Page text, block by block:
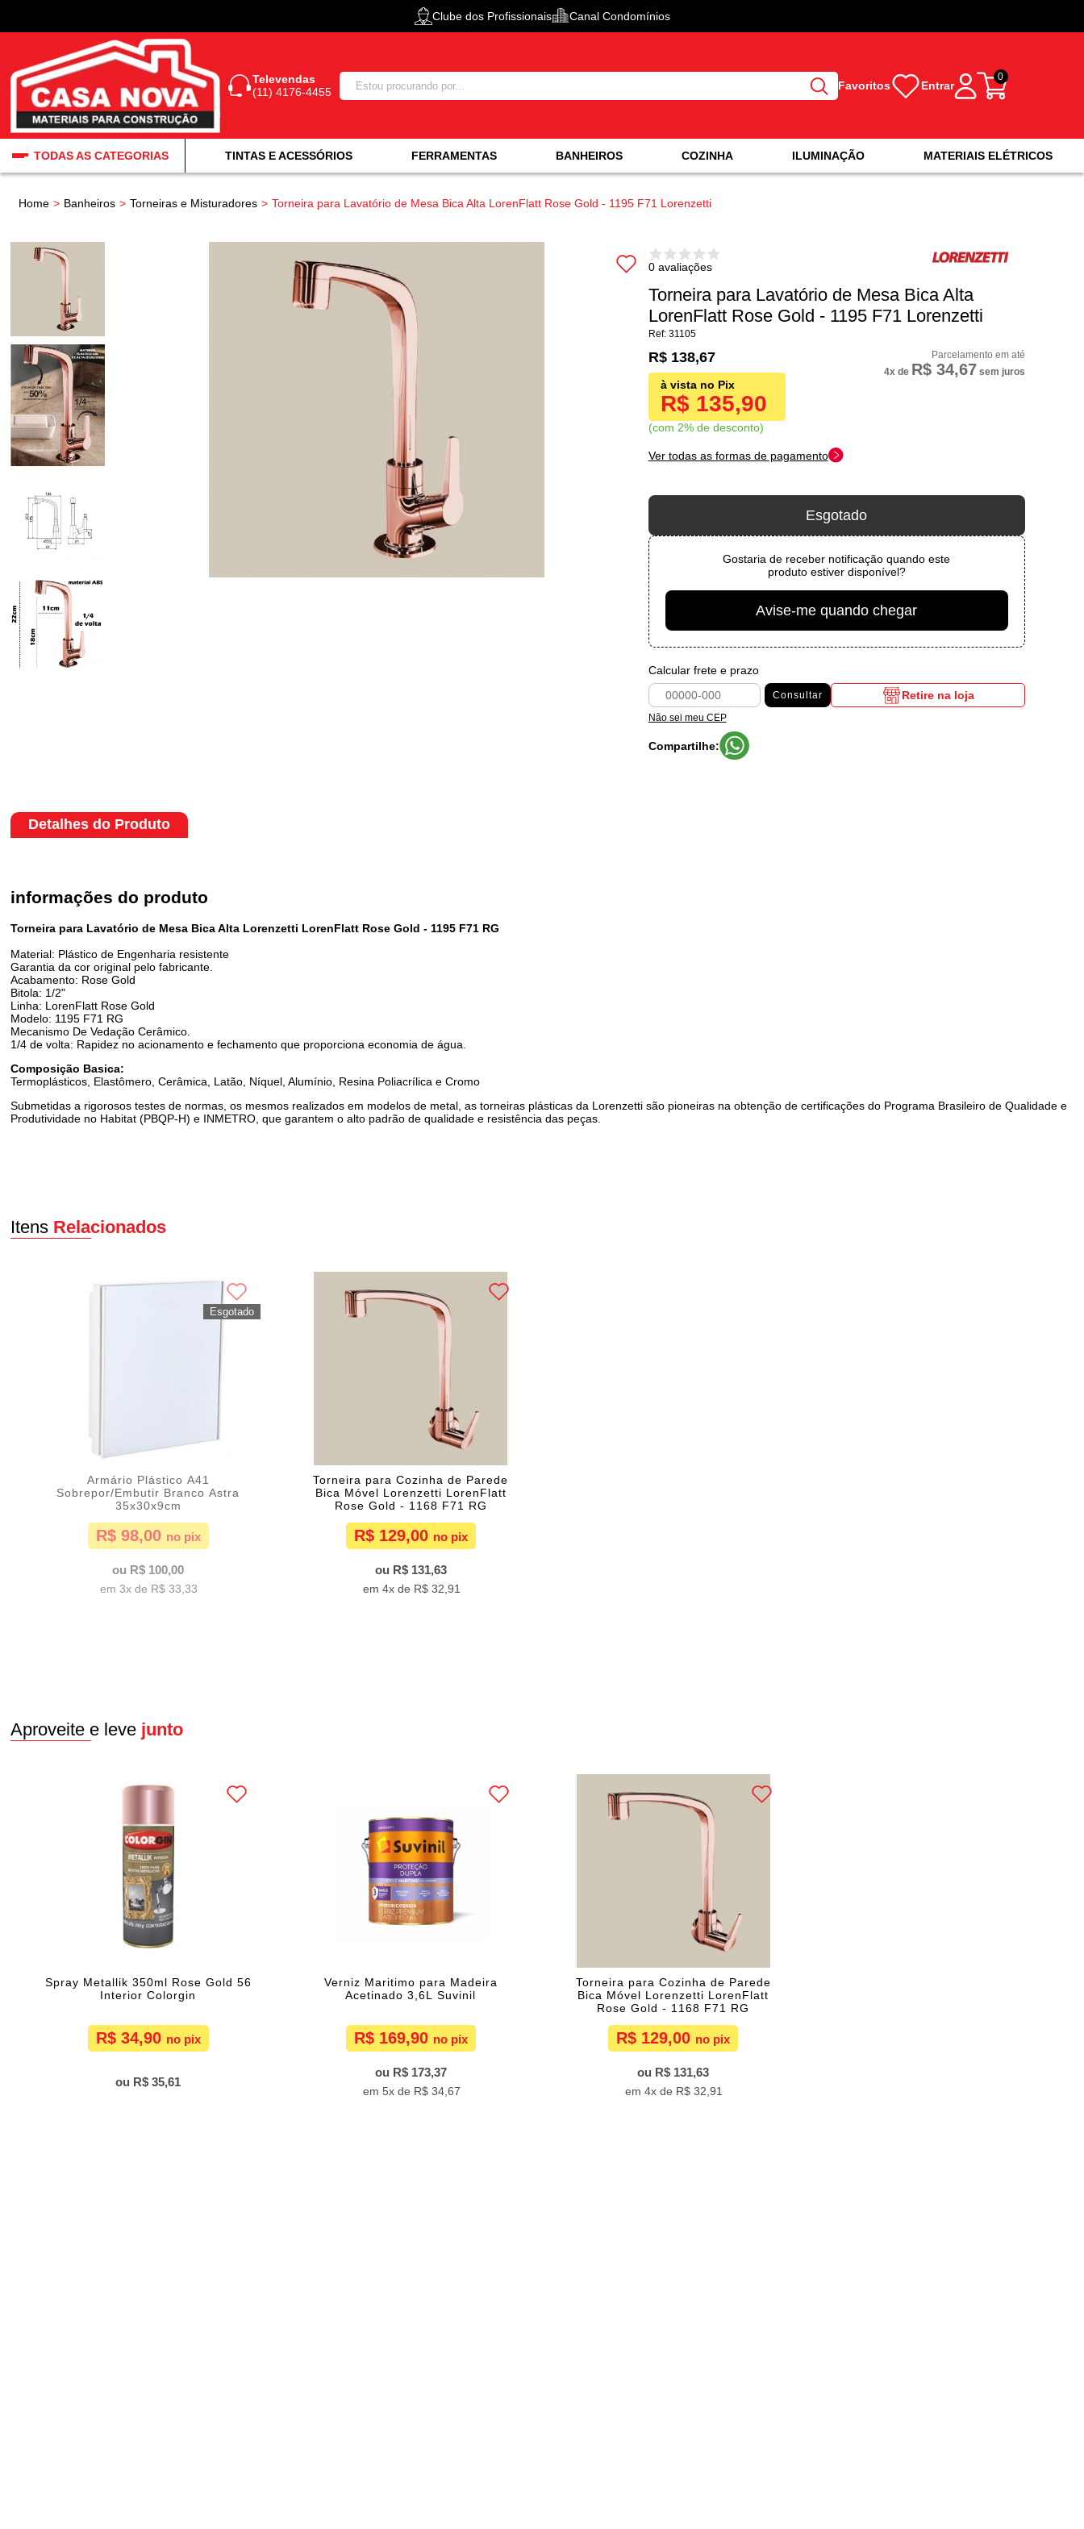
Clube dos Profissionais Canal Condomínios
Televendas
(11) 4176-4455
Favoritos Entrar
0
TODAS AS CATEGORIAS TINTAS E ACESSÓRIOS FERRAMENTAS BANHEIROS COZINHA ILUMINAÇÃO MATERIAIS ELÉTRICOS
Home Banheiros Torneiras e Misturadores Torneira para Lavatório de Mesa Bica Alta LorenFlatt Rose Gold - 1195 F71 Lorenzetti
0 avaliações
Torneira para Lavatório de Mesa Bica Alta
LorenFlatt Rose Gold - 1195 F71 Lorenzetti
31105
R$ 135,90
com 2% de desconto
R$ 138,67
4x de R$ 34,67 sem juros
Ver todas as formas de pagamento
Esgotado
Gostaria de receber notificação quando este
produto estiver disponível?
Avise-me quando chegar
Calcular frete e prazo
Consultar
Não sei meu CEP
Retire na loja
Compartilhe:
Detalhes do Produto
informações do produto
Torneira para Lavatório de Mesa Bica Alta Lorenzetti LorenFlatt Rose Gold - 1195 F71 RG
Material: Plástico de Engenharia resistente
Garantia da cor original pelo fabricante.
Acabamento: Rose Gold
Bitola: 1/2"
Linha: LorenFlatt Rose Gold
Modelo: 1195 F71 RG
Mecanismo De Vedação Cerâmico.
1/4 de volta: Rapidez no acionamento e fechamento que proporciona economia de água.
Composição Basica:
Termoplásticos, Elastômero, Cerâmica, Latão, Níquel, Alumínio, Resina Poliacrílica e Cromo
Submetidas a rigorosos testes de normas, os mesmos realizados em modelos de metal, as torneiras plásticas da Lorenzetti são pioneiras na obtenção de certificações do Programa Brasileiro de Qualidade e
Produtividade no Habitat (PBQP-H) e INMETRO, que garantem o alto padrão de qualidade e resistência das peças.
Itens Relacionados
Armário Plástico A41
Sobrepor/Embutir Branco Astra
35x30x9cm
R$ 98,00
R$ 100,00
3x de R$ 33,33
Torneira para Cozinha de Parede
Bica Móvel Lorenzetti LorenFlatt
Rose Gold - 1168 F71 RG
R$ 129,00
R$ 131,63
4x de R$ 32,91
Aproveite e leve junto
Spray Metallik 350ml Rose Gold 56
Interior Colorgin
R$ 34,90
R$ 35,61
Verniz Maritimo para Madeira
Acetinado 3,6L Suvinil
R$ 169,90
R$ 173,37
5x de R$ 34,67
Torneira para Cozinha de Parede
Bica Móvel Lorenzetti LorenFlatt
Rose Gold - 1168 F71 RG
R$ 129,00
R$ 131,63
4x de R$ 32,91